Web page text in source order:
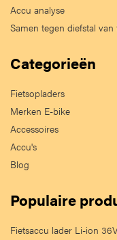
Accu analyse
Samen tegen diefstal van
Categorieën
Fietsopladers
Merken E-bike
Accessoires
Accu's
Blog
Populaire
Fietsaccu lader Li-ion